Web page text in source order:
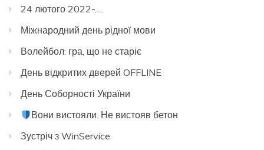
24 лютого 2022-….
Міжнародний день рідної мови
Волейбол: гра, що не старіє
День відкритих дверей OFFLINE
День Соборності України
Вони вистояли. Не вистояв бетон
Зустріч з WinService